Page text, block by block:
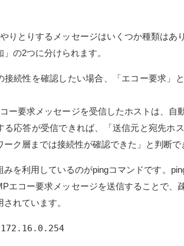
りとりするメッセージはいくつか種類はあ
」の2つに分けられます。
接続性を確認したい場合、「エコー要求」
ー要求メッセージを受信したホストは、自
る応答が受信できれば、「送信元と宛先ホ
ーク層までは接続性が確認できた」と判断で
みを利用しているのがpingコマンドです。
エコー要求メッセージを送信することで、
されています。